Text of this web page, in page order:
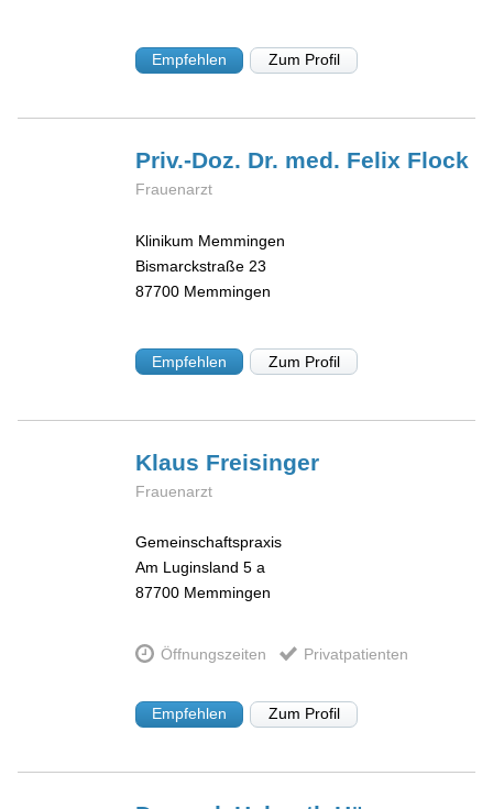
Empfehlen Zum Profil
Priv.-Doz. Dr. med. Felix Flock
Frauenarzt
Klinikum Memmingen
Bismarckstraße 23
87700 Memmingen
Empfehlen Zum Profil
Klaus Freisinger
Frauenarzt
Gemeinschaftspraxis
Am Luginsland 5 a
87700 Memmingen
Öffnungszeiten Privatpatienten
Empfehlen Zum Profil